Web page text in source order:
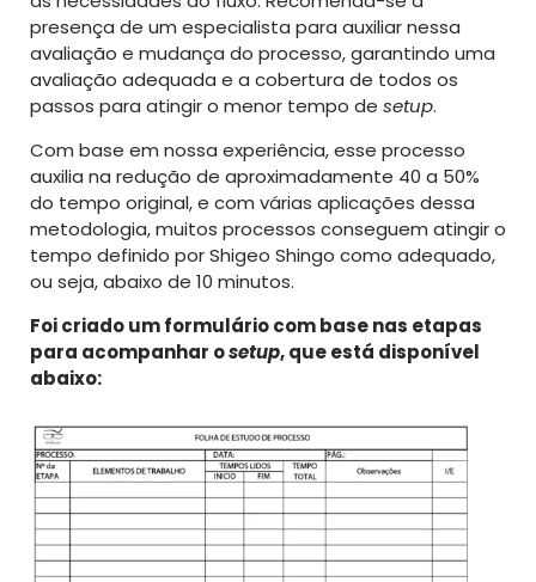
presença de um especialista para auxiliar nessa
avaliação e mudança do processo, garantindo uma
avaliação adequada e a cobertura de todos os
passos para atingir o menor tempo de setup.
Com base em nossa experiência, esse processo
auxilia na redução de aproximadamente 40 a 50%
do tempo original, e com várias aplicações dessa
metodologia, muitos processos conseguem atingir o
tempo definido por Shigeo Shingo como adequado,
ou seja, abaixo de 10 minutos.
Foi criado um formulário com base nas etapas
para acompanhar osetup, que está disponível
abaixo: